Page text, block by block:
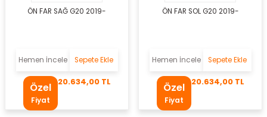
Yağ Filtresi
ÖN FAR SAĞ G20 2019-
Hemen İncele Sepete Ekle
Özel
Fiyat
20.634,00 TL
ÖN FAR SOL G20 2019-
Hemen İncele Sepete Ekle
Özel
Fiyat
20.634,00 TL